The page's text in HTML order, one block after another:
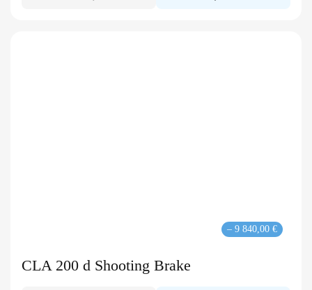
– 9 840,00 €
CLA 200 d Shooting Brake